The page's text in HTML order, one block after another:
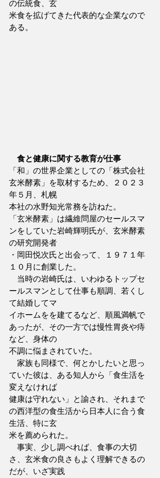
の伝統食、玄
米食を拡げてきた代表的な企業なので
ある。
食と健康に関する教育が仕事
「和」の世界企業としての「株式会社
玄米酵素」を取材するため、２０２３
年５月、札幌
本社の水野知光常務を訪ねた。
「玄米酵素」は繊維問屋のセールスマ
ンをしていた岩崎輝明氏が、玄米酵素
の研究開発者
・岡田悦次氏と出会って、１９７１年
１０月に創業した。
当時の岩崎氏は、いわゆるトップセ
ールスマンとして仕事も順調、若くし
て結婚してマ
イホームをを建てるなど、順風満帆で
あったが、その一方では慢性胃炎や痔
など、身体の
不調に悩まされていた。
家族も同様で、何とかしたいと思っ
ていた彼は、ある知人から「食生活を
変えなければ
健康は守れない」と諭され、それまで
の西洋型の食生活から日本人に合う食
生活、特に玄
米を薦められた。
事実、少し調べれば、食事の大切
さ、玄米食の良さもよく理解できるの
だが、いざ実践